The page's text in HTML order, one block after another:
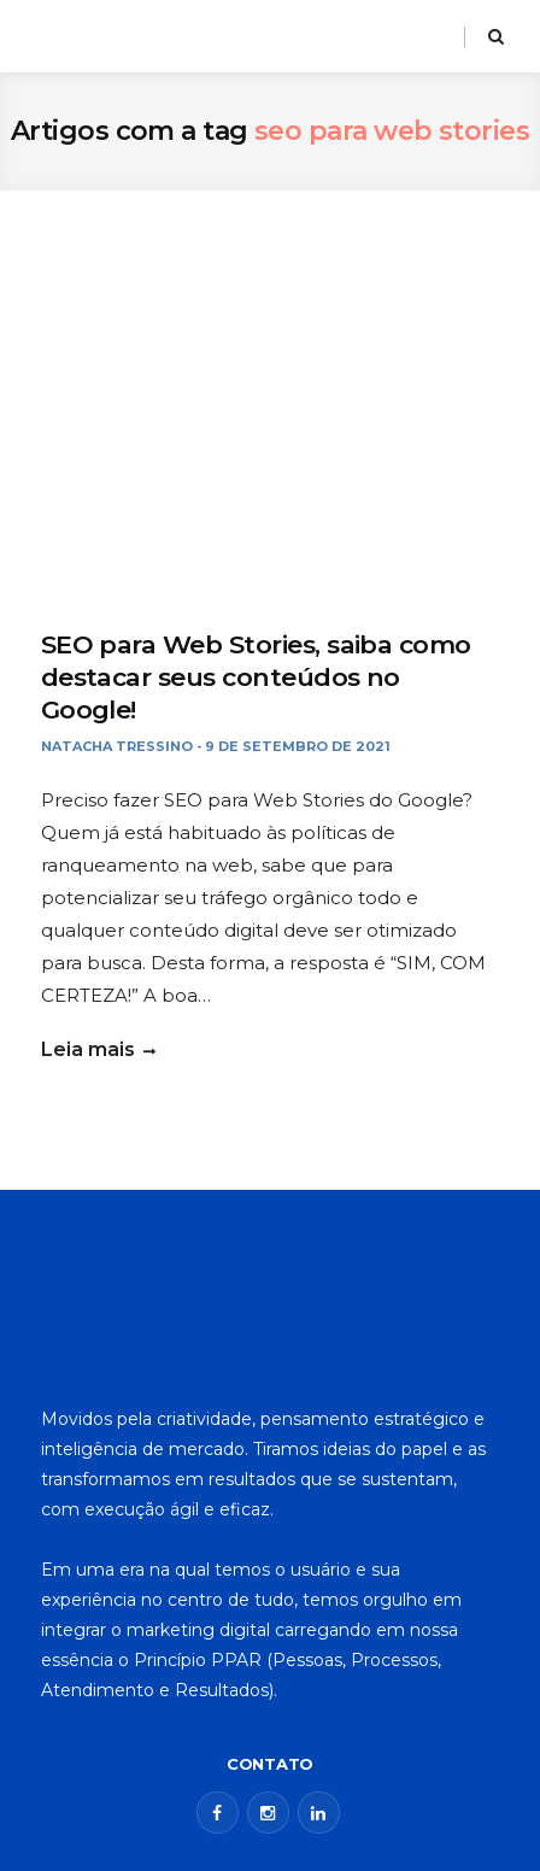
Artigos com a tag seo para web stories
SEO para Web Stories, saiba como
destacar seus conteúdos no
Google!
NATACHA TRESSINO - 9 DE SETEMBRO DE 2021
Preciso fazer SEO para Web Stories do Google?
Quem já está habituado às políticas de
ranqueamento na web, sabe que para
potencializar seu tráfego orgânico todo e
qualquer conteúdo digital deve ser otimizado
para busca. Desta forma, a resposta é “SIM, COM
CERTEZA!” A boa…
Leia mais
Movidos pela criatividade, pensamento estratégico e
inteligência de mercado. Tiramos ideias do papel e as
transformamos em resultados que se sustentam,
com execução ágil e eficaz.
Em uma era na qual temos o usuário e sua
experiência no centro de tudo, temos orgulho em
integrar o marketing digital carregando em nossa
essência o Princípio PPAR (Pessoas, Processos,
Atendimento e Resultados).
CONTATO